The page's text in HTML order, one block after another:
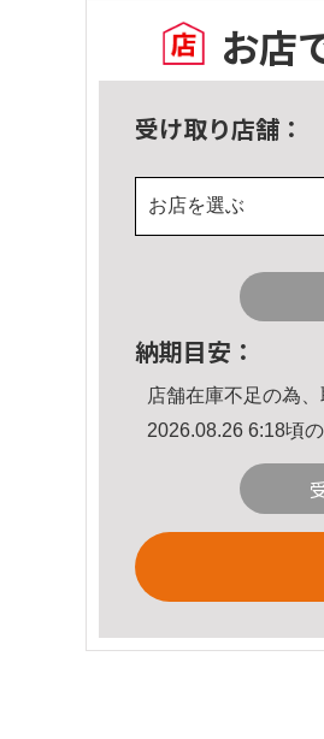
お店
受け取り店舗：
お店を選ぶ
納期目安：
店舗在庫不足の為
2026.08.26 6:18頃